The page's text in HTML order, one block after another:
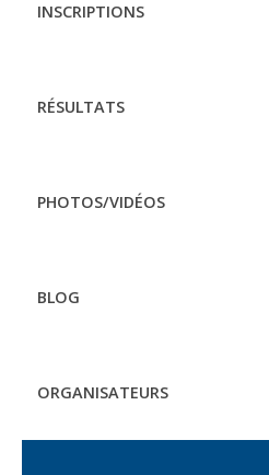
INSCRIPTIONS
RÉSULTATS
PHOTOS/VIDÉOS
BLOG
ORGANISATEURS